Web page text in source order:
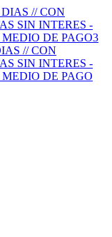
// CON
SIN INTERES -
DE PAGO3
// CON
SIN INTERES -
DE PAGO